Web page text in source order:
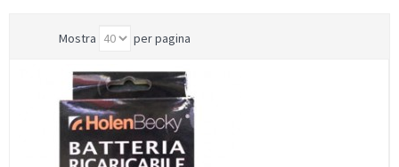
Mostra per pagina